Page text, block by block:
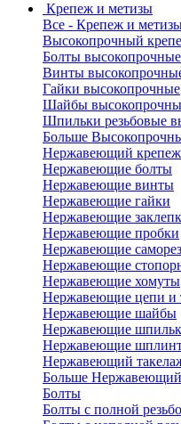
Крепеж и метизы
Все - Крепеж и
Высокопрочный
Болты высокопрочные
Винты
Гайки высокопрочные
Шайбы
Шпильки резьбовые
Больше
Нержавеющий крепеж
Нержавеющие болты
Нержавеющие винты
Нержавеющие гайки
Нержавеющие
Нержавеющие пробки
Нержавеющие
Нержавеющие
Нержавеющие хомуты
Нержавеющие цепи и
Нержавеющие шайбы
Нержавеющие
Нержавеющие
Нержавеющий
Больше
Болты
Болты с полной